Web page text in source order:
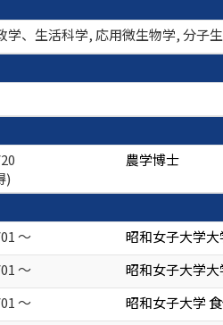
学、生活科学, 応用微生物学, 分子
)
農学博士
～
昭和女子大学
～
昭和女子大学
～
昭和女子大学